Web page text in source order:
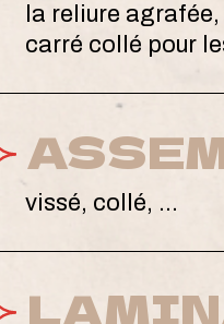
la reliure
carré collé pour
vissé, collé, …